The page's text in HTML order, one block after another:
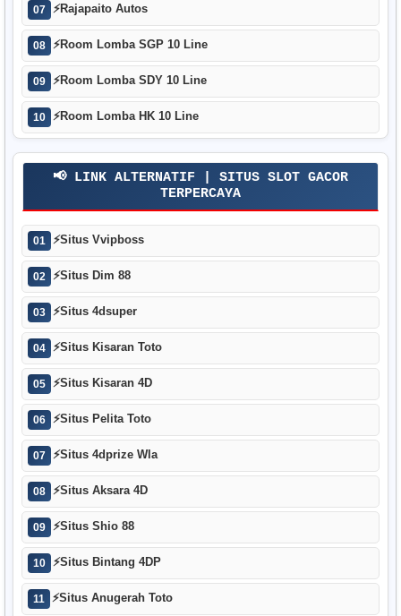
07 ⚡Rajapaito Autos
08 ⚡Room Lomba SGP 10 Line
09 ⚡Room Lomba SDY 10 Line
10 ⚡Room Lomba HK 10 Line
📢 LINK ALTERNATIF | SITUS SLOT GACOR
TERPERCAYA
01 ⚡Situs Vvipboss
02 ⚡Situs Dim 88
03 ⚡Situs 4dsuper
04 ⚡Situs Kisaran Toto
05 ⚡Situs Kisaran 4D
06 ⚡Situs Pelita Toto
07 ⚡Situs 4dprize Wla
08 ⚡Situs Aksara 4D
09 ⚡Situs Shio 88
10 ⚡Situs Bintang 4DP
11 ⚡Situs Anugerah Toto